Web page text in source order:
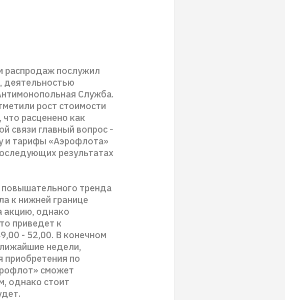
распродаж послужил
деятельностью
Служба.
рост стоимости
расценено как
связи главный вопрос -
и тарифы «Аэрофлота»
результатах
тренда
к нижней границе
акцию, однако
приведет к
- 52,00. В конечном
недели,
приобретения по
сможет
однако стоит